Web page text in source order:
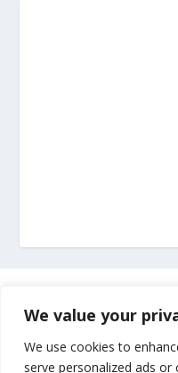
We value your
We use cookies to
serve personalized ads
Impressum